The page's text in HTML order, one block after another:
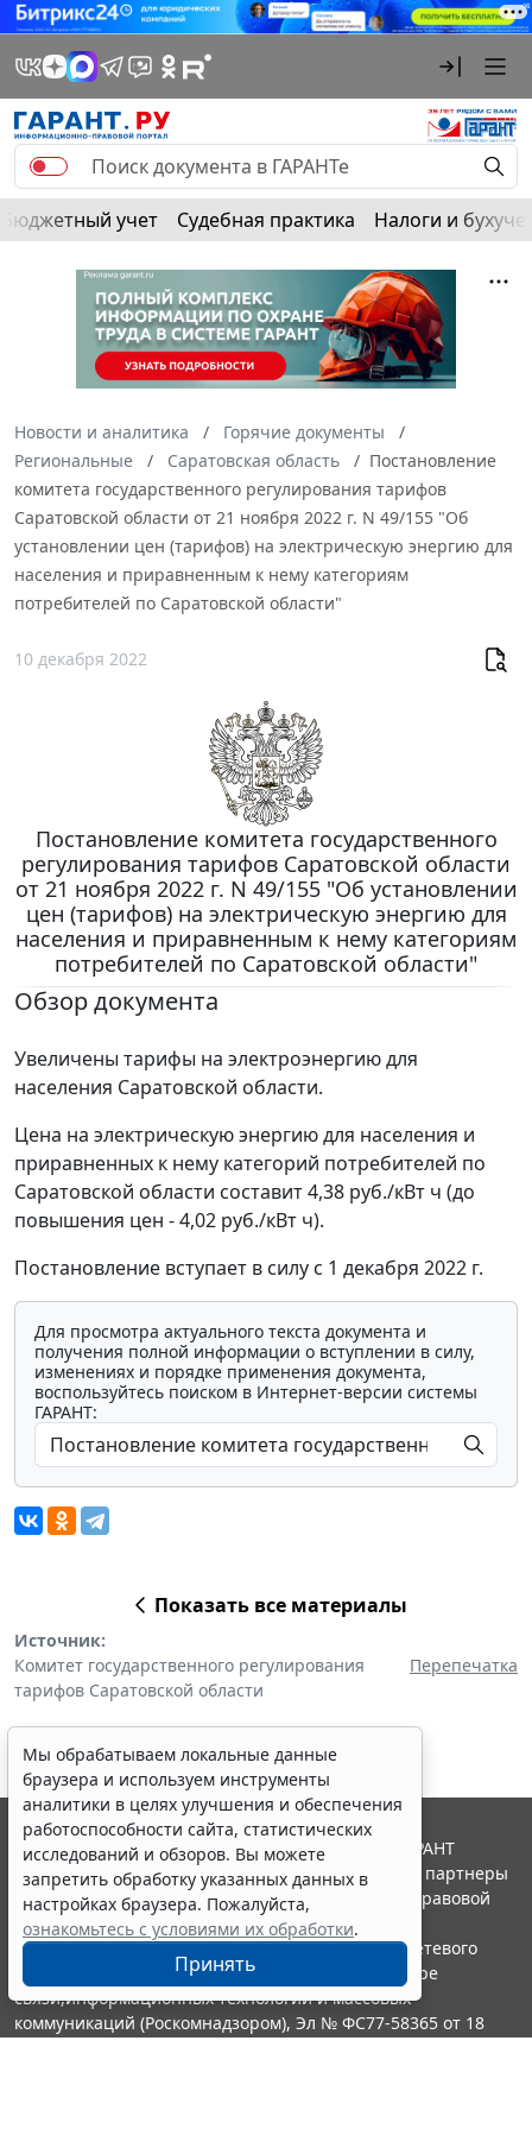
Бюджетный учет Судебная практика Налоги и
Новости и аналитика
Горячие документы
Региональные
Саратовская область
Постановление
комитета государственного регулирования тарифов
Саратовской области от 21 ноября 2022 г. N 49/155 "Об
установлении цен (тарифов) на электрическую энергию для
населения и приравненным к нему категориям
потребителей по Саратовской области"
10 декабря 2022
Постановление комитета государственного
регулирования тарифов Саратовской области
от 21 ноября 2022 г. N 49/155 "Об установлении
цен (тарифов) на электрическую энергию для
населения и приравненным к нему категориям
потребителей по Саратовской области"
Обзор документа
Увеличены тарифы на электроэнергию для
населения Саратовской области.
Цена на электрическую энергию для населения и
приравненных к нему категорий потребителей по
Саратовской области составит 4,38 руб./кВт ч (до
повышения цен - 4,02 руб./кВт ч).
Постановление вступает в силу с 1 декабря 2022 г.
Для просмотра актуального текста документа и
получения полной информации о вступлении в силу,
изменениях и порядке применения документа,
воспользуйтесь поиском в Интернет-версии системы
ГАРАНТ:
Показать все материалы
Источник:
Комитет государственного регулирования
тарифов Саратовской области
Перепечатка
Мы обрабатываем локальные данные
браузера и используем инструменты
аналитики в целях улучшения и обеспечения
работоспособности сайта, статистических
исследований и обзоров. Вы можете
запретить обработку указанных данных в
настройках браузера. Пожалуйста,
ознакомьтесь с условиями их обработки.
Принять
© ООО "НПП "ГАРАНТ-СЕРВИС", 2026. Система ГАРАНТ
выпускается с 1990 года. Компания "Гарант" и ее партнеры
являются участниками Российской ассоциации правовой
информации ГАРАНТ.
Портал ГАРАНТ.РУ зарегистрирован в качестве сетевого
издания Федеральной службой по надзору в сфере
связи,информационных технологий и массовых
коммуникаций (Роскомнадзором), Эл № ФС77-58365 от 18